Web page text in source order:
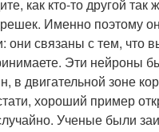
как кто-то другой так
Именно поэтому
они связаны с тем, что
Эти нейроны
в двигательной зоне
хороший пример
Ученые были